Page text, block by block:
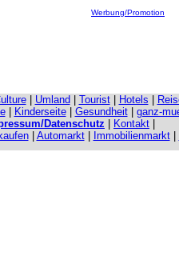
Werbung/Promotion
| Umland Tourist| Hotels
| Kinderseite| Gesundheit| ganz-
Datenschutz Kontakt
Automarkt Immobilienmarkt|